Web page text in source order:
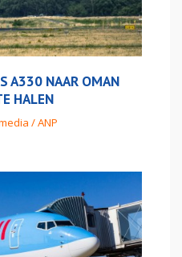
A330 NAAR OMAN
HALEN
/ ANP